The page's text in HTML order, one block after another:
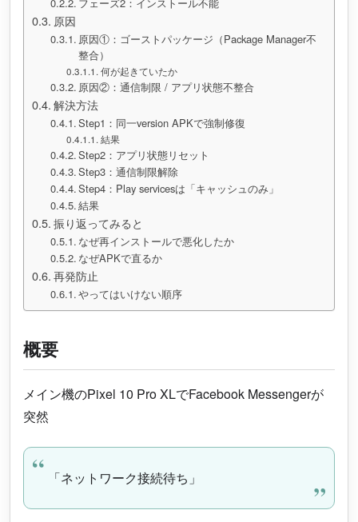
原因
原因①：ゴーストパッケージ（Package Manager不
整合）
何が起きていたか
原因②：通信制限 / アプリ状態不整合
解決方法
Step1：同一version APKで強制修復
結果
Step2：アプリ状態リセット
Step3：通信制限解除
Step4：Play servicesは「キャッシュのみ」
結果
振り返ってみると
なぜ再インストールで悪化したか
なぜAPKで直るか
再発防止
やってはいけない順序
概要
メイン機のPixel 10 Pro XLでFacebook Messengerが
突然
「ネットワーク接続待ち」